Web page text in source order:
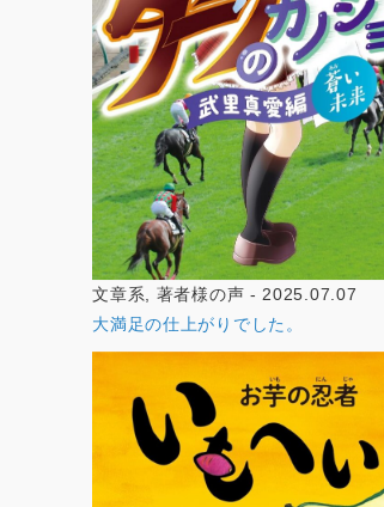
文章系, 著者様の声 - 2025.07.07
大満足の仕上がりでした。